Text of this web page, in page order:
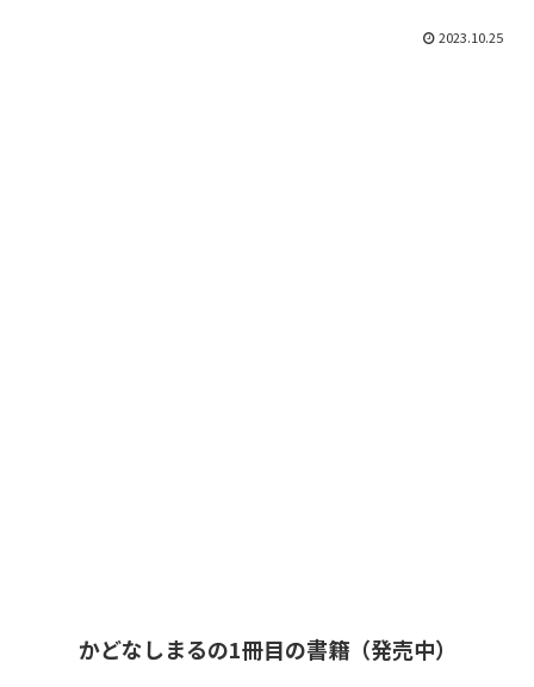
2023.10.25
かどなしまるの1冊目の書籍（発売中）